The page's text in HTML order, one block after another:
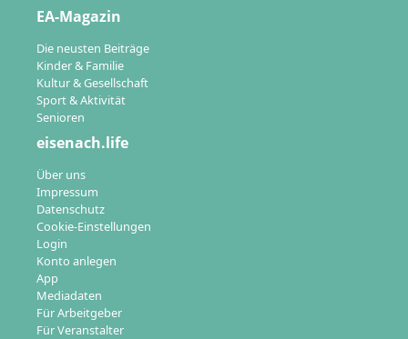
EA-Magazin
Die neusten Beiträge
Kinder & Familie
Kultur & Gesellschaft
Sport & Aktivität
Senioren
eisenach.life
Über uns
Impressum
Datenschutz
Cookie-Einstellungen
Login
Konto anlegen
App
Mediadaten
Für Arbeitgeber
Für Veranstalter